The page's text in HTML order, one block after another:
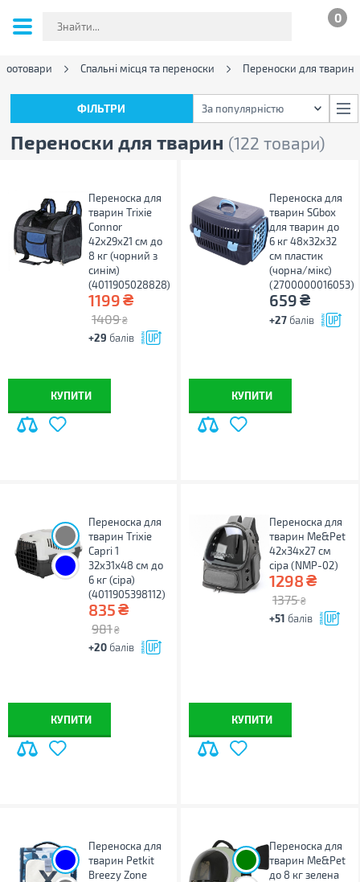
0
Зоотовари Спальні місця та переноски Переноски для тварин
Переноски для тварин (122 товари)
ФІЛЬТРИ За популярністю
Переноска для
тварин Trixie
Connor
42х29x21 см до
8 кг (чорний з
синім)
(4011905028828)
1199₴
1409 ₴
+29 балів
КУПИТИ
Переноска для
тварин SGbox
для тварин до
6 кг 48х32х32
см пластик
(чорна/мікс)
(2700000016053)
659₴
+27 балів
КУПИТИ
Переноска для
тварин Trixie
Capri 1
32х31х48 см до
6 кг (сіра)
(4011905398112)
835₴
981 ₴
+20 балів
КУПИТИ
Переноска для
тварин Me&Pet
42х34х27 см
сіра (NMP-02)
1298₴
1375 ₴
+51 балів
КУПИТИ
Переноска для
тварин Petkit
Breezy Zone
Переноска для
тварин Me&Pet
до 8 кг зелена
ФІЛЬТРИ За популярністю